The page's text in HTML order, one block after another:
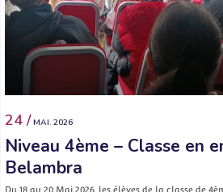
24 / MAI. 2026
Niveau 4ème – Classe en
Belambra
Du 18 au 20 Mai 2026, les élèves de la classe de